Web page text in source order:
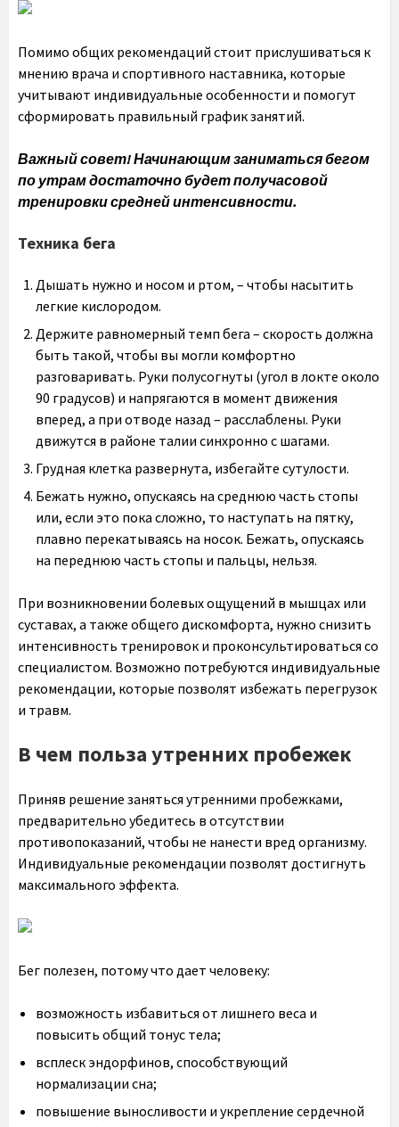
Помимо общих рекомендаций стоит прислушиваться к
мнению врача и спортивного наставника, которые
учитывают индивидуальные особенности и помогут
сформировать правильный график занятий.
Важный совет! Начинающим заниматься бегом
по утрам достаточно будет получасовой
тренировки средней интенсивности.
Техника бега
Дышать нужно и носом и ртом, – чтобы насытить
легкие кислородом.
Держите равномерный темп бега – скорость должна
быть такой, чтобы вы могли комфортно
разговаривать. Руки полусогнуты (угол в локте около
90 градусов) и напрягаются в момент движения
вперед, а при отводе назад – расслаблены. Руки
движутся в районе талии синхронно с шагами.
Грудная клетка развернута, избегайте сутулости.
Бежать нужно, опускаясь на среднюю часть стопы
или, если это пока сложно, то наступать на пятку,
плавно перекатываясь на носок. Бежать, опускаясь
на переднюю часть стопы и пальцы, нельзя.
При возникновении болевых ощущений в мышцах или
суставах, а также общего дискомфорта, нужно снизить
интенсивность тренировок и проконсультироваться со
специалистом. Возможно потребуются индивидуальные
рекомендации, которые позволят избежать перегрузок
и травм.
В чем польза утренних пробежек
Приняв решение заняться утренними пробежками,
предварительно убедитесь в отсутствии
противопоказаний, чтобы не нанести вред организму.
Индивидуальные рекомендации позволят достигнуть
максимального эффекта.
Бег полезен, потому что дает человеку:
возможность избавиться от лишнего веса и
повысить общий тонус тела;
всплеск эндорфинов, способствующий
нормализации сна;
повышение выносливости и укрепление сердечной